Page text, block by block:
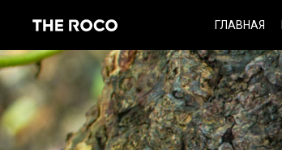
content
ГЛАВНАЯ